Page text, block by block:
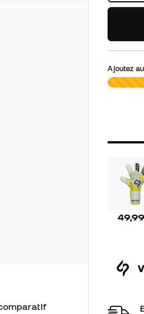
Ajoutez
0,00 €